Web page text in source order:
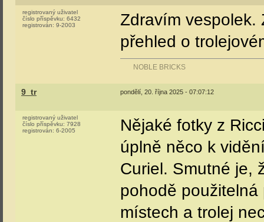
registrovaný uživatel
číslo příspěvku: 6432
registrován: 9-2003
Zdravím vespolek.
přehled o
NOBLE BRICKS
9_tr pondělí, 20. října 2025 - 07:07:12
registrovaný uživatel
číslo příspěvku: 7928
registrován: 6-2005
Nějaké fotky z
úplně něco k
Curiel. Smutné je,
pohodě
místech a trolej